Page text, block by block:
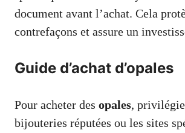
document avant l’achat. Cela
contrefaçons et assure un
Guide d’achat d’opales
Pour acheter des opales,
bijouteries réputées ou les sites